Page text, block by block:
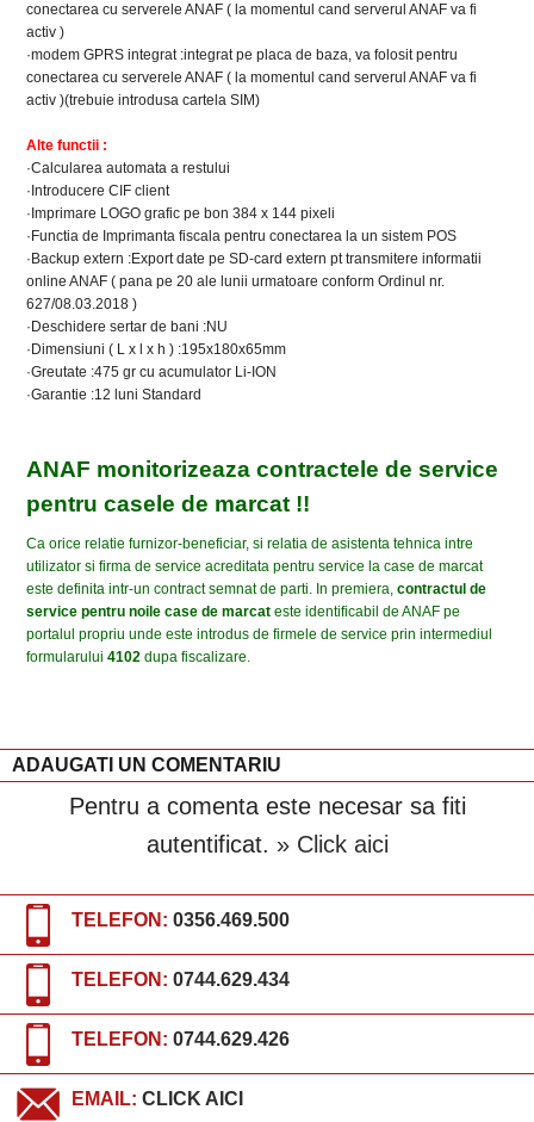
conectarea cu serverele ANAF ( la momentul cand serverul ANAF va fi
activ )
·modem GPRS integrat :integrat pe placa de baza, va folosit pentru
conectarea cu serverele ANAF ( la momentul cand serverul ANAF va fi
activ )(trebuie introdusa cartela SIM)
Alte functii :
·Calcularea automata a restului
·Introducere CIF client
·Imprimare LOGO grafic pe bon 384 x 144 pixeli
·Functia de Imprimanta fiscala pentru conectarea la un sistem POS
·Backup extern :Export date pe SD-card extern pt transmitere informatii
online ANAF ( pana pe 20 ale lunii urmatoare conform Ordinul nr.
627/08.03.2018 )
·Deschidere sertar de bani :NU
·Dimensiuni ( L x l x h ) :195x180x65mm
·Greutate :475 gr cu acumulator Li-ION
·Garantie :12 luni Standard
ANAF monitorizeaza contractele de service
pentru casele de marcat !!
Ca orice relatie furnizor-beneficiar, si relatia de asistenta tehnica intre
utilizator si firma de service acreditata pentru service la case de marcat
este definita intr-un contract semnat de parti. In premiera,contractul de
service pentru noile case de marcat este identificabil de ANAF pe
portalul propriu unde este introdus de firmele de service prin intermediul
formularului4102 dupa fiscalizare.
ADAUGATI UN COMENTARIU
Pentru a comenta este necesar sa fiti
autentificat. » Click aici
TELEFON: 0356.469.500
TELEFON: 0744.629.434
TELEFON: 0744.629.426
EMAIL: CLICK AICI